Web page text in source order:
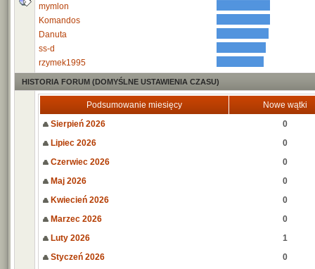
mymlon
Komandos
Danuta
ss-d
rzymek1995
HISTORIA FORUM (DOMYŚLNE USTAWIENIA CZASU)
Podsumowanie miesięcy
Nowe wątki
Sierpień 2026
0
Lipiec 2026
0
Czerwiec 2026
0
Maj 2026
0
Kwiecień 2026
0
Marzec 2026
0
Luty 2026
1
Styczeń 2026
0